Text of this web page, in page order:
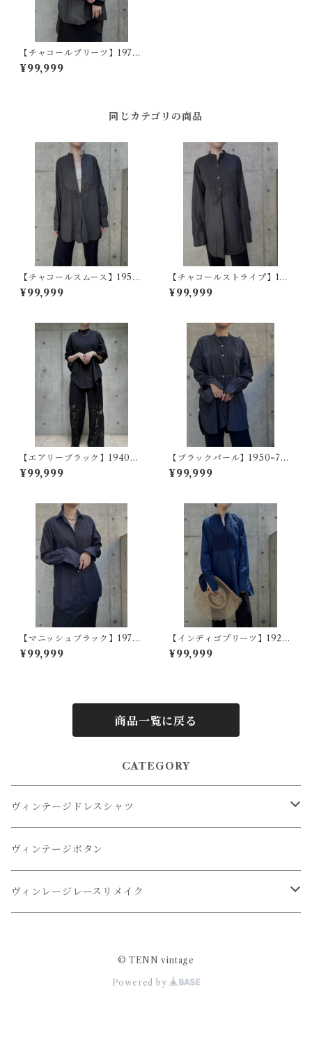
【チャコールプリーツ】1970s
フランスヴィンテージドレス
シャツ - 草木染め
¥99,999
同じカテゴリの商品
【チャコールスムース】1950
s スコットランドヴィンテージ
ドレスシャツ - 草木染め
¥99,999
【チャコールストライプ】193
0s フランスヴィンテージドレ
スシャツ - 草木染め
¥99,999
【エアリーブラック】1940~5
0s アメリカヴィンテージドレ
スシャツ - 京黒染めオーバー
¥99,999
【ブラックパール】1950~70s
イギリスヴィンテージドレス
シャツ - オーバーダイ
¥99,999
【マニッシュブラック】1970s
イギリスヴィンテージドレス
シャツ - 京黒染めオーバーダ
¥99,999
【インディゴプリーツ】1920
s スウェーデンヴィンテージド
レスシャツ - 藍染オーバーダ
¥99,999
商品一覧に戻る
CATEGORY
ヴィンテージドレスシャツ
オーバーダイドレスシャツ
リメイクドレスシャツ
ヴィンテージボタン
ヴィンレージレースリメイク
© TENN vintage
Powered by